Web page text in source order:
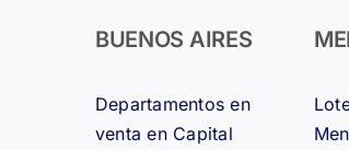
BUENOS AIRES
Departamentos en
venta en Capital